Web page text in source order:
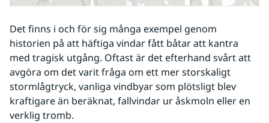
Det finns i och för sig många exempel genom
historien på att häftiga vindar fått båtar att kantra
med tragisk utgång. Oftast är det efterhand svårt att
avgöra om det varit fråga om ett mer storskaligt
stormlågtryck, vanliga vindbyar som plötsligt blev
kraftigare än beräknat, fallvindar ur åskmoln eller en
verklig tromb.